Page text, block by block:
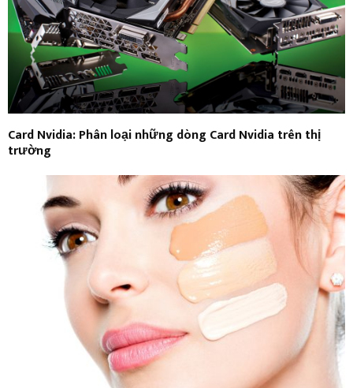
Card Nvidia: Phân loại những dòng Card Nvidia trên thị
trường